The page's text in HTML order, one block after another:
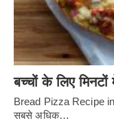
बच्चों के लिए
Bread Pizza Recipe in
सबसे अधिक…